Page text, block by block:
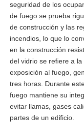
seguridad de los
de fuego se prueba
de construcción y las
incendios, lo que lo
en la construcción
del vidrio se refiere a
exposición al fuego,
tres horas. Durante
fuego mantiene su
evitar llamas, gases
partes de un edificio.